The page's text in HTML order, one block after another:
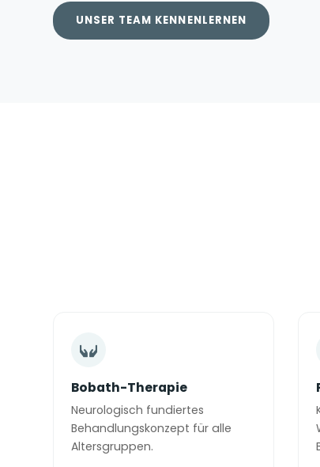
UNSER TEAM KENNENLERNEN
Bobath-Therapie
Neurologisch fundiertes
Behandlungskonzept für alle
Altersgruppen.